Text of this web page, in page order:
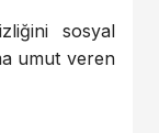
sosyal
umut veren